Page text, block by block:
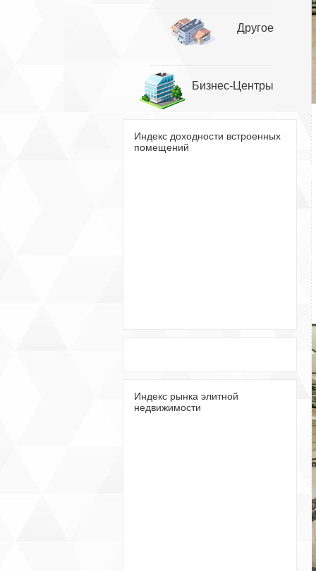
Другое
Бизнес-Центры
Индекс доходности встроенных
помещений
Индекс рынка элитной
недвижимости